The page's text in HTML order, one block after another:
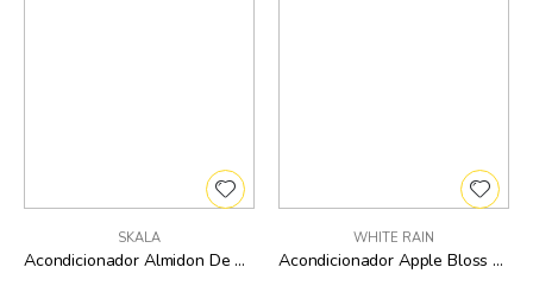
SKALA
Acondicionador Almidon De Maiz Skala - 325 Ml
WHITE RAIN
Acondicionador Apple Bloss White Rain - 18 Oz